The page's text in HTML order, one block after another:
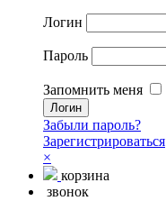
Логин
Пароль
Запомнить меня
Забыли пароль?
Зарегистрироваться
×
корзина
звонок